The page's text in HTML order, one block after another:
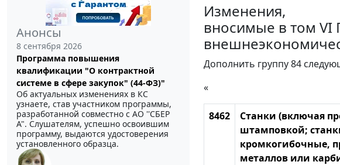
Анонсы
8 сентября 2026
Программа повышения
квалификации "О контрактной
системе в сфере закупок" (44-ФЗ)"
Об актуальных изменениях в КС
узнаете, став участником программы,
разработанной совместно с АО ''СБЕР
А". Слушателям, успешно освоившим
программу, выдаются удостоверения
установленного образца.
Изменения,
вносимые в том VI
Дополнить группу 84
«
8462
Станки (включая
штамповкой;
кромкогибочные,
металлов или